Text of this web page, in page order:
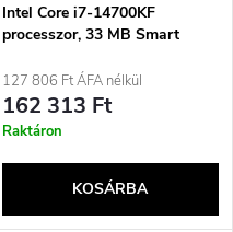
Intel Core i7-14700KF
processzor, 33 MB Smart
127 806 Ft ÁFA nélkül
162 313 Ft
Raktáron
KOSÁRBA